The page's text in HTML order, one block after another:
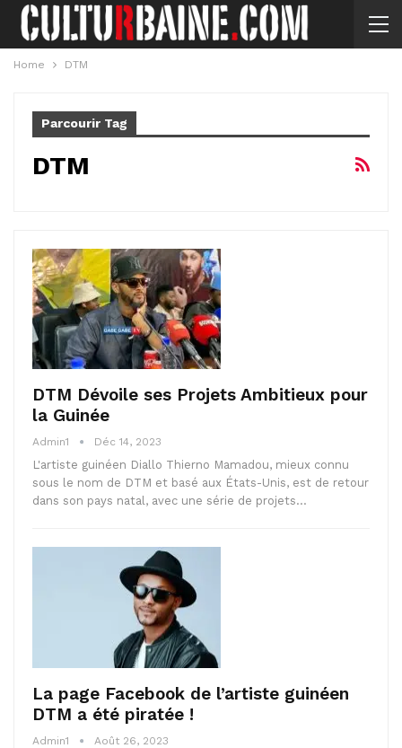
Home DTM
Parcourir Tag
DTM
DTM Dévoile ses Projets Ambitieux pour
la Guinée
Admin1 Déc 14, 2023
L'artiste guinéen Diallo Thierno Mamadou, mieux connu
sous le nom de DTM et basé aux États-Unis, est de retour
dans son pays natal, avec une série de projets…
La page Facebook de l’artiste guinéen
DTM a été piratée !
Admin1 Août 26, 2023